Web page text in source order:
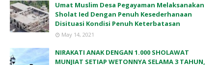
Umat Muslim Desa Pegayaman Melaksanakan
Sholat Ied Dengan Penuh Kesederhanaan
Disituasi Kondisi Penuh Keterbatasan
May 14, 2021
NIRAKATI ANAK DENGAN 1.000 SHOLAWAT
MUNJIAT SETIAP WETONNYA SELAMA 3 TAHUN,